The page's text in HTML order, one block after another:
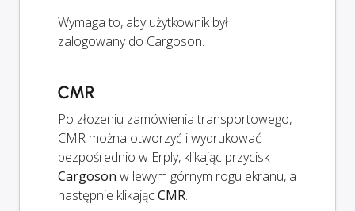
Wymaga to, aby użytkownik był
zalogowany do Cargoson.
CMR
Po złożeniu zamówienia transportowego,
CMR można otworzyć i wydrukować
bezpośrednio w Erply, klikając przycisk
Cargoson w lewym górnym rogu ekranu, a
następnie klikającCMR.